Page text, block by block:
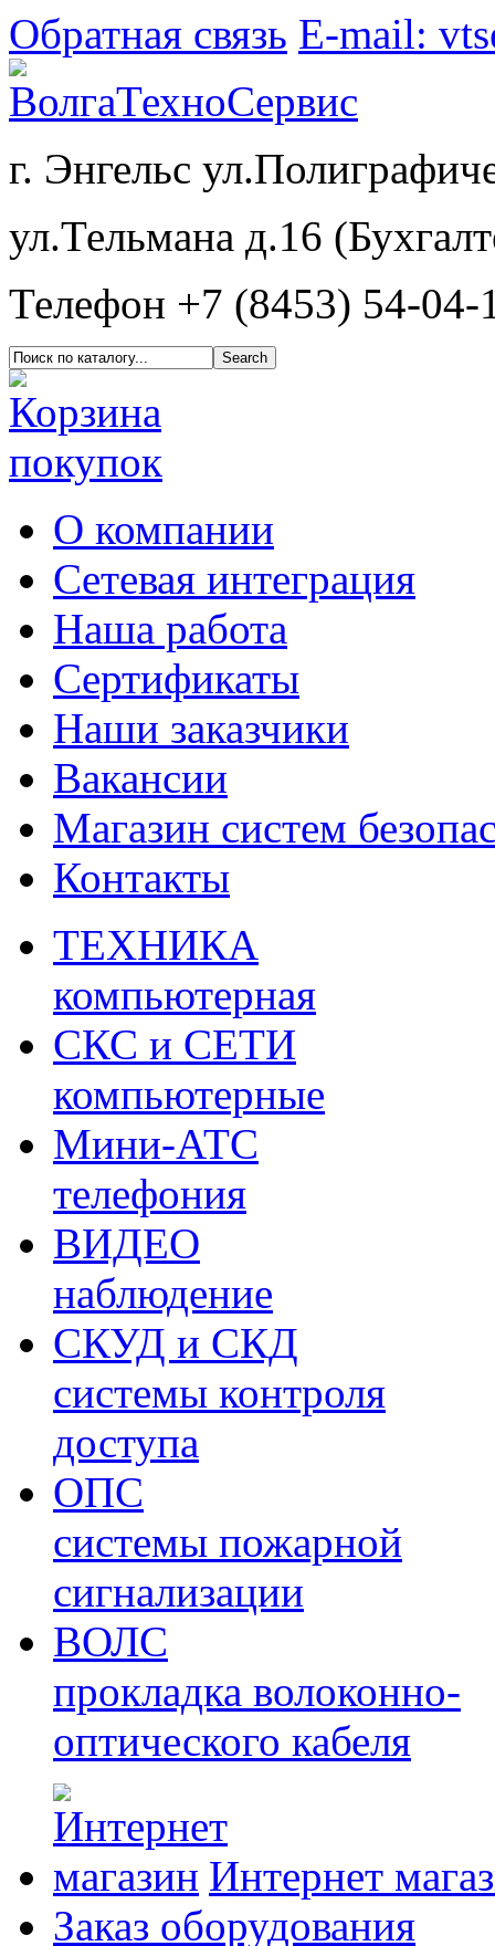
Обратная связь E-mail:
г. Энгельс
ул.Тельмана д.16
Телефон +7 (8453) 54-04-
О компании
Сетевая интеграция
Наша работа
Сертификаты
Наши заказчики
Вакансии
Магазин систем
Контакты
ТЕХНИКА
компьютерная
СКС и СЕТИ
компьютерные
Мини-АТС
телефония
ВИДЕО
наблюдение
СКУД и СКД
системы контроля
доступа
ОПС
системы пожарной
сигнализации
ВОЛС
прокладка волоконно-
оптического кабеля
Интернет
Заказ оборудования